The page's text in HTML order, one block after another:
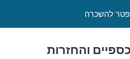
להשכרה
והחזרות